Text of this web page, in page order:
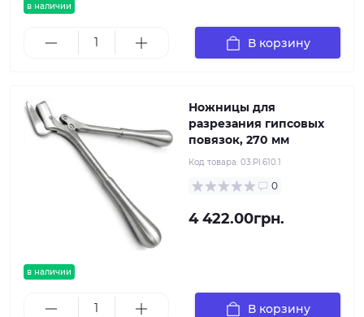
в наличии
В корзину
в наличии
Ножницы для
разрезания гипсовых
повязок, 270 мм
Код товара: 03.PI.610.1
0
4 422.00грн.
В корзину